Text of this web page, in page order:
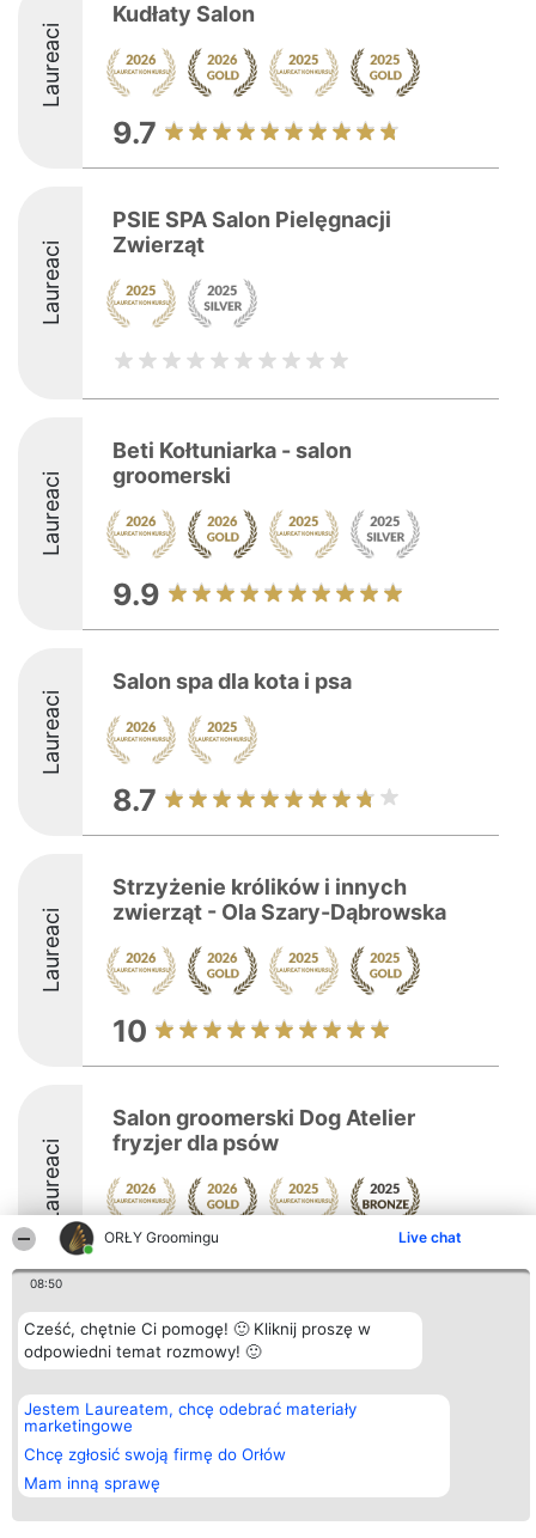
ORŁY Groomingu Live chat
08:50
Cześć, chętnie Ci pomogę! 🙂 Kliknij proszę w
odpowiedni temat rozmowy! 🙂
Jestem Laureatem, chcę odebrać materiały
marketingowe
Chcę zgłosić swoją firmę do Orłów
Mam inną sprawę
Laureaci
Kudłaty Salon
9.7
Laureaci
PSIE SPA Salon Pielęgnacji
Zwierząt
Laureaci
Beti Kołtuniarka - salon
groomerski
9.9
Laureaci
Salon spa dla kota i psa
8.7
Laureaci
Strzyżenie królików i innych
zwierząt - Ola Szary-Dąbrowska
10
Laureaci
Salon groomerski Dog Atelier
fryzjer dla psów
9.7
Organizator plebiscytu
Bright Side Solutions sp. z o.
ul. Ruska 22
Wrocław 50-079
KRS 0000749100 | Regon
381313360 | NIP 8943132676
Plebiscyt
Laureaci
wszystkich
Laureatów
Regulamin